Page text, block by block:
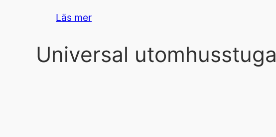
Läs mer
Universal utomhusstuga